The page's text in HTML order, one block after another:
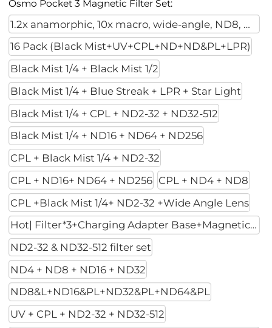
Osmo Pocket 3 Magnetic Filter Set:
1.2x anamorphic, 10x macro, wide-angle, ND8, ND32,
16 Pack (Black Mist+UV+CPL+ND+ND&PL+LPR)
Black Mist 1/4 + Black Mist 1/2
Black Mist 1/4 + Blue Streak + LPR + Star Light
Black Mist 1/4 + CPL + ND2-32 + ND32-512
Black Mist 1/4 + ND16 + ND64 + ND256
CPL + Black Mist 1/4 + ND2-32
CPL + ND16+ ND64 + ND256 CPL + ND4 + ND8
CPL +Black Mist 1/4+ ND2-32 +Wide Angle Lens
Hot| Filter*3+Charging Adapter Base+Magnetic Mount
ND2-32 & ND32-512 filter set
ND4 + ND8 + ND16 + ND32
ND8&L+ND16&PL+ND32&PL+ND64&PL
UV + CPL + ND2-32 + ND32-512